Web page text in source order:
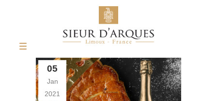
05
Jan
2021